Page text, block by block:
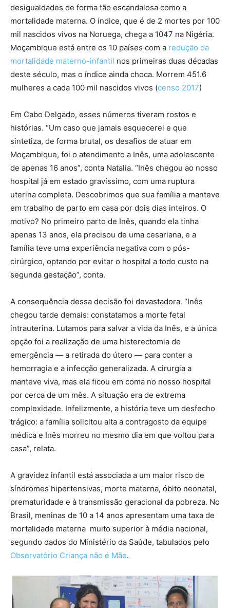
desigualdades de forma tão escandalosa como a
mortalidade materna. O índice, que é de 2 mortes por 100
mil nascidos vivos na Noruega, chega a 1047 na Nigéria.
Moçambique está entre os 10 países com a redução da
mortalidade materno-infantil nos primeiras duas décadas
deste século, mas o índice ainda choca. Morrem 451.6
mulheres a cada 100 mil nascidos vivos (censo 2017)
Em Cabo Delgado, esses números tiveram rostos e
histórias. “Um caso que jamais esquecerei e que
sintetiza, de forma brutal, os desafios de atuar em
Moçambique, foi o atendimento a Inês, uma adolescente
de apenas 16 anos”, conta Natalia. “Inês chegou ao nosso
hospital já em estado gravíssimo, com uma ruptura
uterina completa. Descobrimos que sua família a manteve
em trabalho de parto em casa por dois dias inteiros. O
motivo? No primeiro parto de Inês, quando ela tinha
apenas 13 anos, ela precisou de uma cesariana, e a
família teve uma experiência negativa com o pós-
cirúrgico, optando por evitar o hospital a todo custo na
segunda gestação”, conta.
A consequência dessa decisão foi devastadora. “Inês
chegou tarde demais: constatamos a morte fetal
intrauterina. Lutamos para salvar a vida da Inês, e a única
opção foi a realização de uma histerectomia de
emergência — a retirada do útero — para conter a
hemorragia e a infecção generalizada. A cirurgia a
manteve viva, mas ela ficou em coma no nosso hospital
por cerca de um mês. A situação era de extrema
complexidade. Infelizmente, a história teve um desfecho
trágico: a família solicitou alta a contragosto da equipe
médica e Inês morreu no mesmo dia em que voltou para
casa”, relata.
A gravidez infantil está associada a um maior risco de
síndromes hipertensivas, morte materna, óbito neonatal,
prematuridade e à transmissão geracional da pobreza. No
Brasil, meninas de 10 a 14 anos apresentam uma taxa de
mortalidade materna muito superior à média nacional,
segundo dados do Ministério da Saúde, tabulados pelo
Observatório Criança não é Mãe.